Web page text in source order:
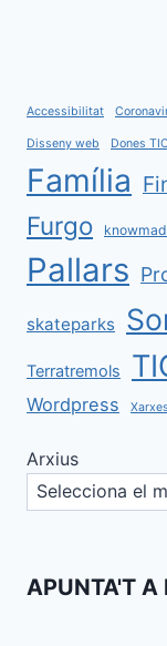
Accessibilitat
Disseny web Dones TIC
Família
Furgo knowmad
Pallars
skateparks
Terratremols
Wordpress
Arxius
APUNTA'T A